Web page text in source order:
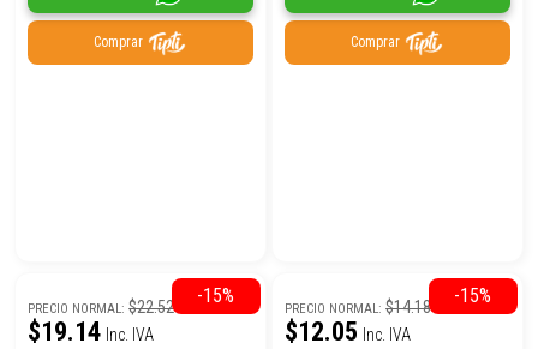
Comprar Comprar
PRECIO NORMAL:$22.52
$19.14 Inc. IVA
-15%
PRECIO NORMAL:$14.18
$12.05 Inc. IVA
-15%